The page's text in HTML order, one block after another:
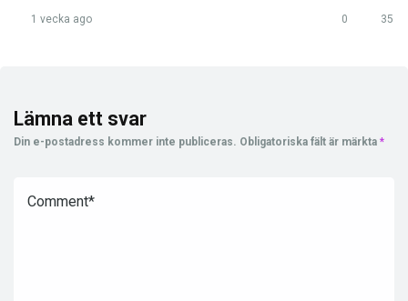
1 vecka ago 0 35
Lämna ett svar
Din e-postadress kommer inte publiceras. Obligatoriska fält är märkta *